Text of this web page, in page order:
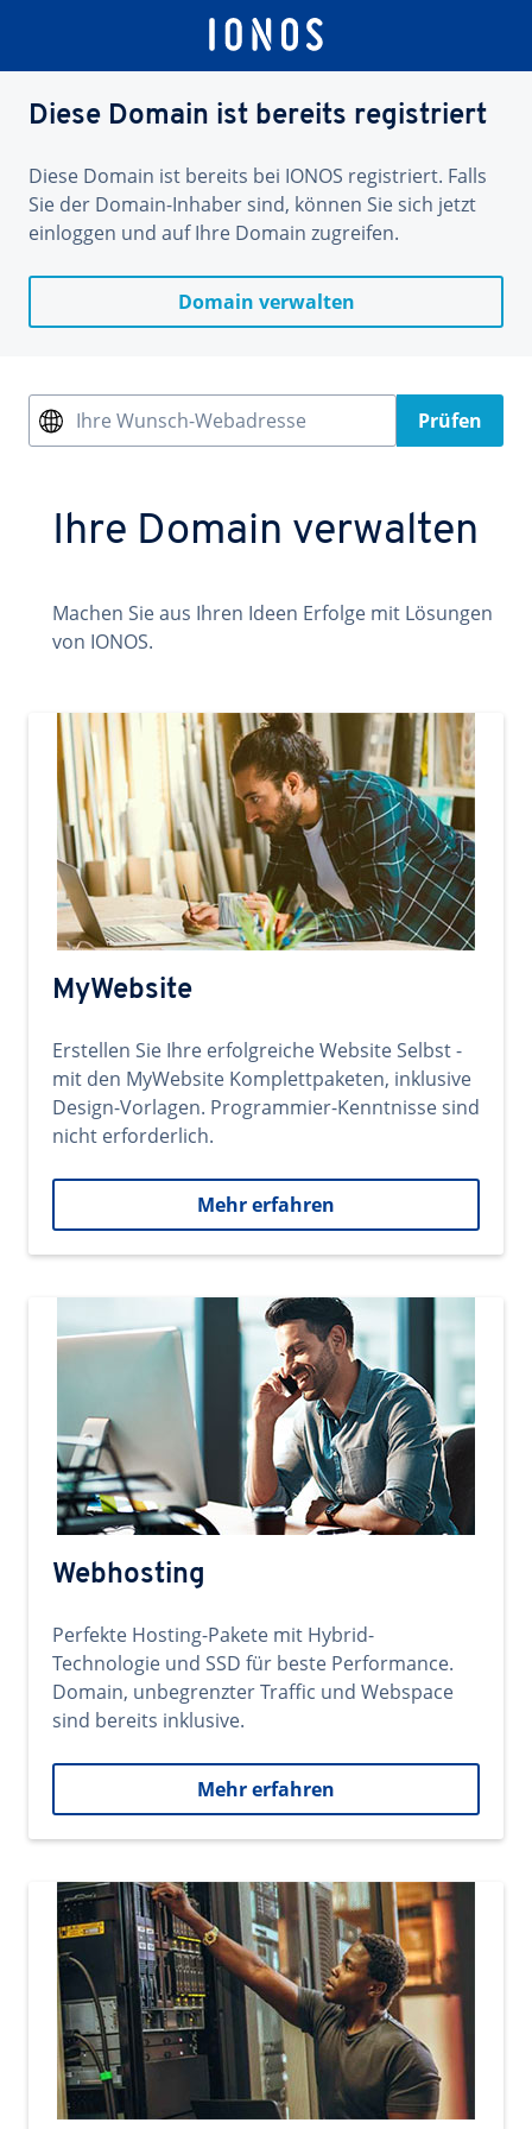
Diese Domain ist bereits registriert
Diese Domain ist bereits bei IONOS registriert. Falls
Sie der Domain-Inhaber sind, können Sie sich jetzt
einloggen und auf Ihre Domain zugreifen.
Domain verwalten
Ihre Wunsch-Webadresse Prüfen
Ihre Domain verwalten
Machen Sie aus Ihren Ideen Erfolge mit Lösungen
von IONOS.
MyWebsite
Erstellen Sie Ihre erfolgreiche Website Selbst -
mit den MyWebsite Komplettpaketen, inklusive
Design-Vorlagen. Programmier-Kenntnisse sind
nicht erforderlich.
Mehr erfahren
Webhosting
Perfekte Hosting-Pakete mit Hybrid-
Technologie und SSD für beste Performance.
Domain, unbegrenzter Traffic und Webspace
sind bereits inklusive.
Mehr erfahren